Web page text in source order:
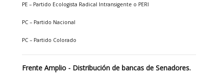
PE – Partido Ecologista Radical Intransigente o PERI
PC – Partido Nacional
PC – Partido Colorado
Frente Amplio - Distribución de bancas de Senadores.